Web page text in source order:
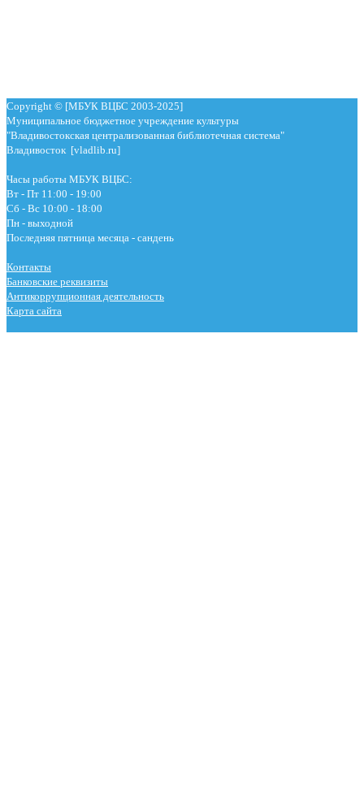
Copyright © [МБУК ВЦБС 2003-2025]
Муниципальное бюджетное учреждение культуры
"Владивостокская централизованная библиотечная система"
Владивосток [vladlib.ru]
Часы работы МБУК ВЦБС:
Вт - Пт 11:00 - 19:00
Сб - Вс 10:00 - 18:00
Пн - выходной
Последняя пятница месяца - сандень
Контакты
Банковские реквизиты
Антикоррупционная деятельность
Карта сайта